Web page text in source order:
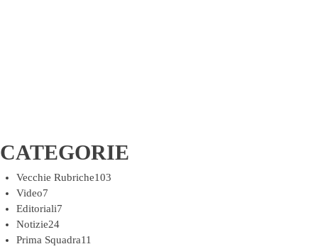
CATEGORIE
Vecchie Rubriche103
Video7
Editoriali7
Notizie24
Prima Squadra11